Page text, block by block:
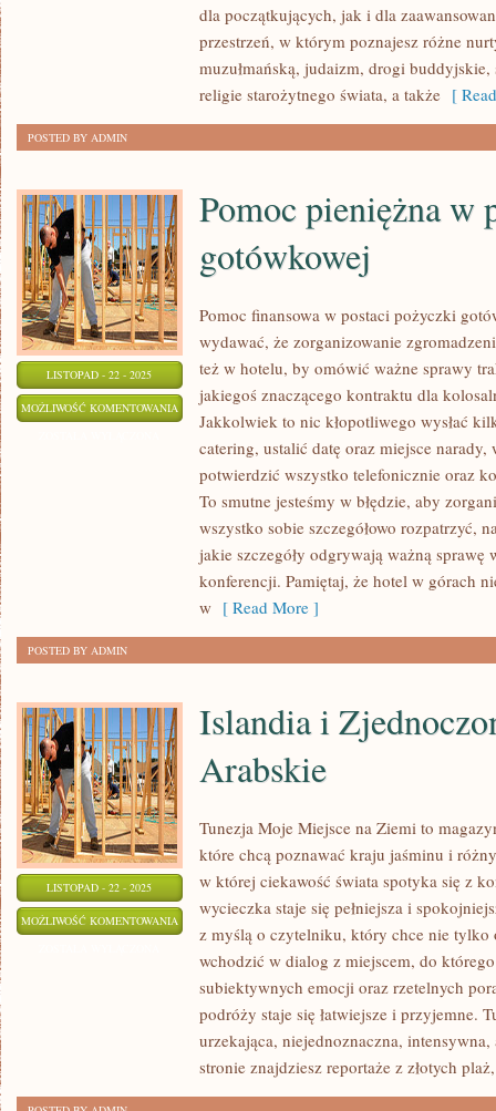
dla początkujących, jak i dla
przestrzeń, w którym poznajesz różne
muzułmańską, judaizm, drogi
religie starożytnego świata, a także [
POSTED BY ADMIN
LISTOPAD - 22 - 2025
MOŻLIWOŚĆ KOMENTOWANIA POMOC
Pomoc pieniężna w
gotówkowej
Pomoc finansowa w postaci pożyczki
wydawać, że zorganizowanie
też w hotelu, by omówić ważne sprawy
jakiegoś znaczącego kontraktu dla
Jakkolwiek to nic kłopotliwego wysłać
catering, ustalić datę oraz miejsce
potwierdzić wszystko telefonicznie oraz
To smutne jesteśmy w błędzie, aby
wszystko sobie szczegółowo rozpatrzyć,
jakie szczegóły odgrywają ważną sprawę
konferencji. Pamiętaj, że hotel w górach
w [ Read More ]
POSTED BY ADMIN
LISTOPAD - 22 - 2025
MOŻLIWOŚĆ KOMENTOWANIA ISLANDIA
Islandia i
Arabskie
Tunezja Moje Miejsce na Ziemi to
które chcą poznawać kraju jaśminu i
w której ciekawość świata spotyka się z
wycieczka staje się pełniejsza i
z myślą o czytelniku, który chce nie tylko
wchodzić w dialog z miejscem, do
subiektywnych emocji oraz rzetelnych
podróży staje się łatwiejsze i przyjemne.
urzekająca, niejednoznaczna,
stronie znajdziesz reportaże z złotych plaż,